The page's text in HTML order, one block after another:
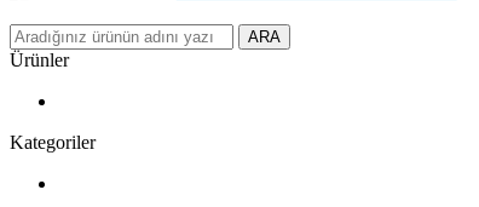
ARA
Ürünler
Kategoriler